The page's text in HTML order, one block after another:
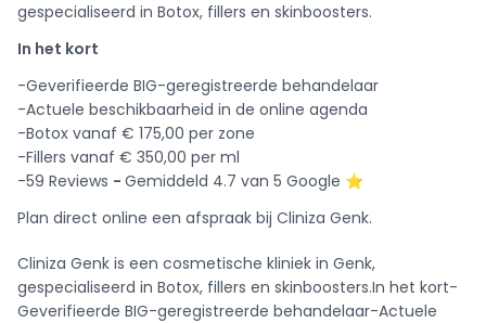
gespecialiseerd in Botox, fillers en skinboosters.
In het kort
-Geverifieerde BIG-geregistreerde behandelaar
-Actuele beschikbaarheid in de online agenda
-Botox vanaf € 175,00 per zone
-Fillers vanaf € 350,00 per ml
-59 Reviews - Gemiddeld 4.7 van 5 Google ⭐️
Plan direct online een afspraak bij Cliniza Genk.
Cliniza Genk is een cosmetische kliniek in Genk,
gespecialiseerd in Botox, fillers en skinboosters.In het kort-
Geverifieerde BIG-geregistreerde behandelaar-Actuele